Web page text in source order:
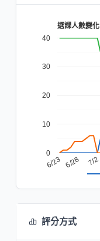
選課人數變化
6/23 6/28 7/2
0
10
20
30
40
評分方式